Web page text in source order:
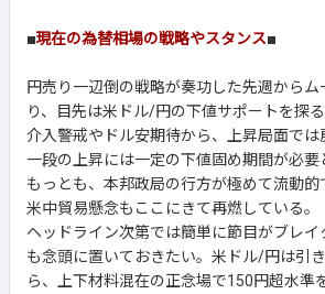
■現在の為替相場の戦略やスタンス■
円売り一辺倒の戦略が奏功した先週から
り、目先は米ドル/円の下値サポートを探る
介入警戒やドル安期待から、上昇局面では
一段の上昇には一定の下値固め期間が必要
もっとも、本邦政局の行方が極めて流動的
米中貿易懸念もここにきて再燃している。
ヘッドライン次第では簡単に節目がブレ
も念頭に置いておきたい。米ドル/円は引
ら、上下材料混在の正念場で150円超水準